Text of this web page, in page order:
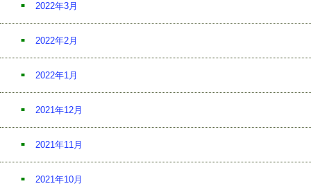
2022年3月
2022年2月
2022年1月
2021年12月
2021年11月
2021年10月